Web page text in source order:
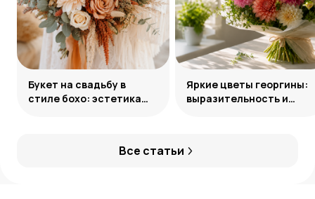
Все статьи
Букет на свадьбу в
стиле бохо: эстетика
Яркие цветы георгины:
выразительность и